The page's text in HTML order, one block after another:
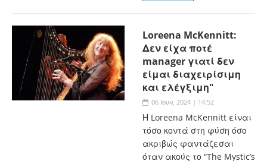
Loreena McKennitt:
Δεν είχα ποτέ
manager γιατί δεν
είμαι διαχειρίσιμη
και ελέγξιμη"
06 Ιουν, 2024 | 14:52
Η Loreena McKennitt είναι
τόσο κοντά στη φύση όσο
ακριβώς φαντάζεσαι
όταν ακούς το “The Mystic’s